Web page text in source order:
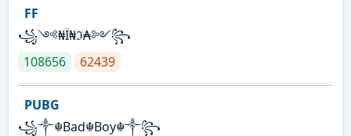
FF
꧁༺₦Ї₦ℑ₳༻꧂
108656
62439
PUBG
꧁༒☬Bad☬Boy☬༒꧂